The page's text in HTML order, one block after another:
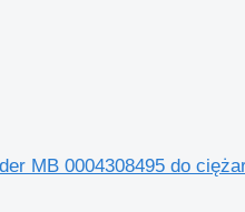
MB 0004308495 do